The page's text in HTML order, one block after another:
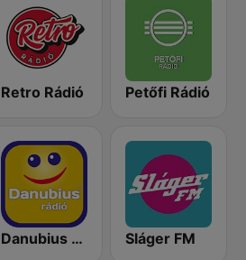
Retro Rádió Petőfi Rádió
Danubius Rádió Sláger FM